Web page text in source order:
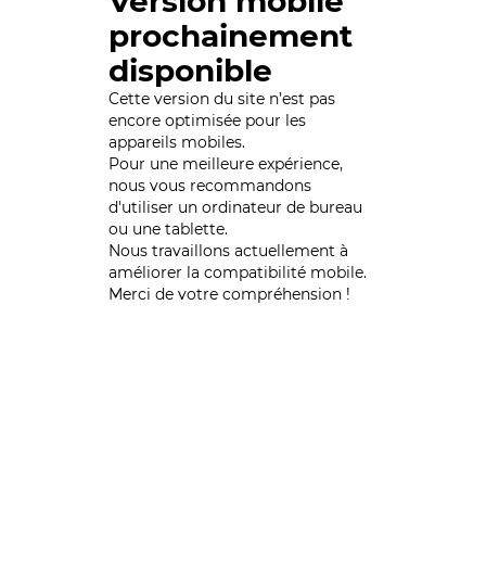
prochainement
disponible
Cette version du site n’est pas
encore optimisée pour les
appareils mobiles.
Pour une meilleure expérience,
nous vous recommandons
d'utiliser un ordinateur de bureau
ou une tablette.
Nous travaillons actuellement à
améliorer la compatibilité mobile.
Merci de votre compréhension !